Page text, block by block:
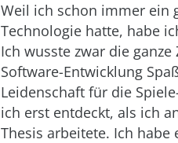
Weil ich schon immer ein
Technologie hatte, habe
Ich wusste zwar die
Software-Entwicklung
Leidenschaft für die
ich erst entdeckt, als ich
Thesis arbeitete. Ich habe